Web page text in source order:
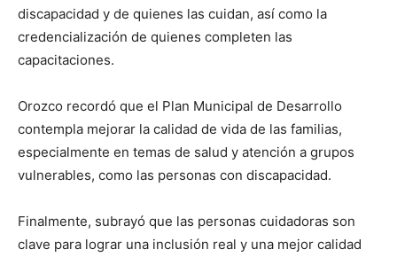
discapacidad y de quienes las cuidan, así como la
credencialización de quienes completen las
capacitaciones.
Orozco recordó que el Plan Municipal de Desarrollo
contempla mejorar la calidad de vida de las familias,
especialmente en temas de salud y atención a grupos
vulnerables, como las personas con discapacidad.
Finalmente, subrayó que las personas cuidadoras son
clave para lograr una inclusión real y una mejor calidad